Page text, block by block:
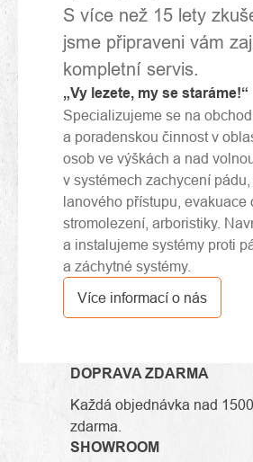
S více než 15 lety
jsme připraveni vám
kompletní servis.
„Vy lezete, my se staráme!“
Specializujeme se na
a poradenskou činnost v
osob ve výškách a nad
v systémech zachycení pádu,
lanového přístupu, evakuace
stromolezení, arboristiky.
a instalujeme systémy proti
a záchytné systémy.
Více informací o nás
DOPRAVA ZDARMA
Každá objednávka nad
zdarma.
SHOWROOM